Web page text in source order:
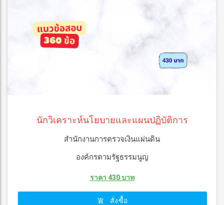
นักวิเคราะห์นโยบายและแผนปฏิบัติการ
สำนักงานการตรวจเงินแผ่นดิน
องค์กรตามรัฐธรรมนูญ
ราคา 430 บาท
สั่งซื้อ